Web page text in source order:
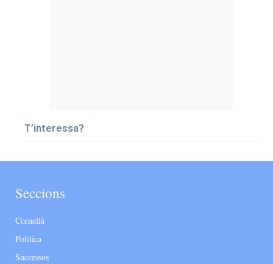
T’interessa?
Seccions
Cornellà
Política
Successos